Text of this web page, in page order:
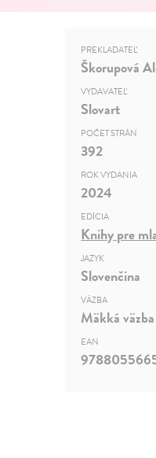
PREKLADATEĽ
Škorupová
VYDAVATEĽ
Slovart
POČET STRÁN
392
ROK VYDANIA
2024
EDÍCIA
Knihy pre
JAZYK
Slovenčina
VÄZBA
Mäkká
EAN